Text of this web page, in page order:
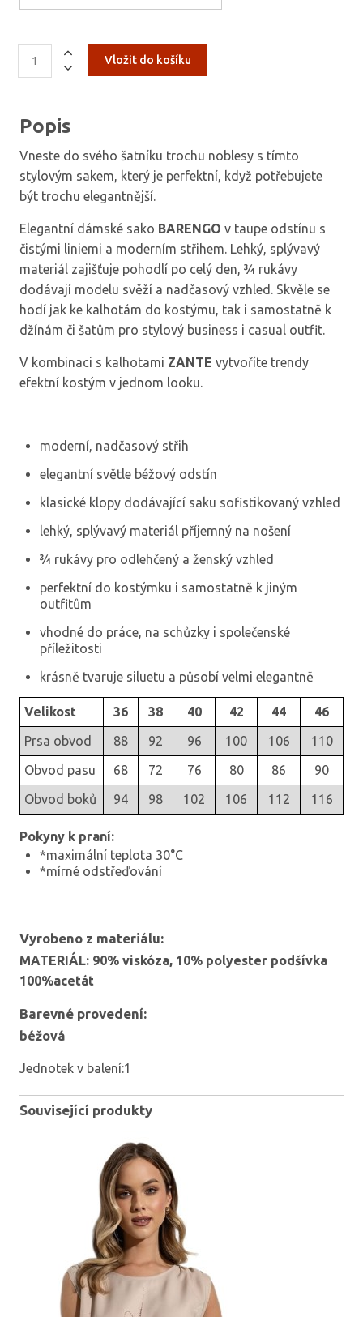
Popis
Vneste do svého šatníku trochu noblesy s tímto
stylovým sakem, který je perfektní, když potřebujete
být trochu elegantnější.
Elegantní dámské sako BARENGO v taupe odstínu s
čistými liniemi a moderním střihem. Lehký, splývavý
materiál zajišťuje pohodlí po celý den, ¾ rukávy
dodávají modelu svěží a nadčasový vzhled. Skvěle se
hodí jak ke kalhotám do kostýmu, tak i samostatně k
džínám či šatům pro stylový business i casual outfit.
V kombinaci s kalhotami ZANTE vytvoříte trendy
efektní kostým v jednom looku.
moderní, nadčasový střih
elegantní světle béžový odstín
klasické klopy dodávající saku sofistikovaný vzhled
lehký, splývavý materiál příjemný na nošení
¾ rukávy pro odlehčený a ženský vzhled
perfektní do kostýmku i samostatně k jiným
outfitům
vhodné do práce, na schůzky i společenské
příležitosti
krásně tvaruje siluetu a působí velmi elegantně
Velikost 36 38 40 42 44
46
Prsa obvod
88 92 96 100 106
110
Obvod pasu
68 72 76 80 86
90
Obvod boků
94 98 102 106 112 116
Pokyny k praní:
*maximální teplota 30°C
*mírné odstřeďování
Vyrobeno z materiálu:
MATERIÁL: 90% viskóza, 10% polyester podšívka
100%acetát
Barevné provedení:
béžová
Jednotek v balení:1
Související produkty